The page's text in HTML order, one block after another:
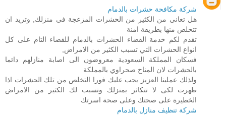
شركة مكافحة حشرات بالدمام
هل تعاني من الكثير من الحشرات المزعجة فى منزلك, وتريد ان
تتخلص منها بطريقة امنة
تقدم لكم خدمة القضاء الحشرات بالدمام للقضاء التام على كل
انواع الحشرات التي تسبب الكثير من الامراض,
فسكان المملكة السعودية معروضون الى اصابة منازلهم دائما
بالحشرات لان المناخ صحراوي بالمملكة
ولذلك عملينا العزيز يجب عليك فورا التخلص من تلك الحشرات اذا
ظهرت لكى لا تتكاثر بمنزلك وتسبب لك الكثير من الامراض
الخطيرة على صحتك وعلى صحة اسرتك
شركة تنظيف منازل بالدمام